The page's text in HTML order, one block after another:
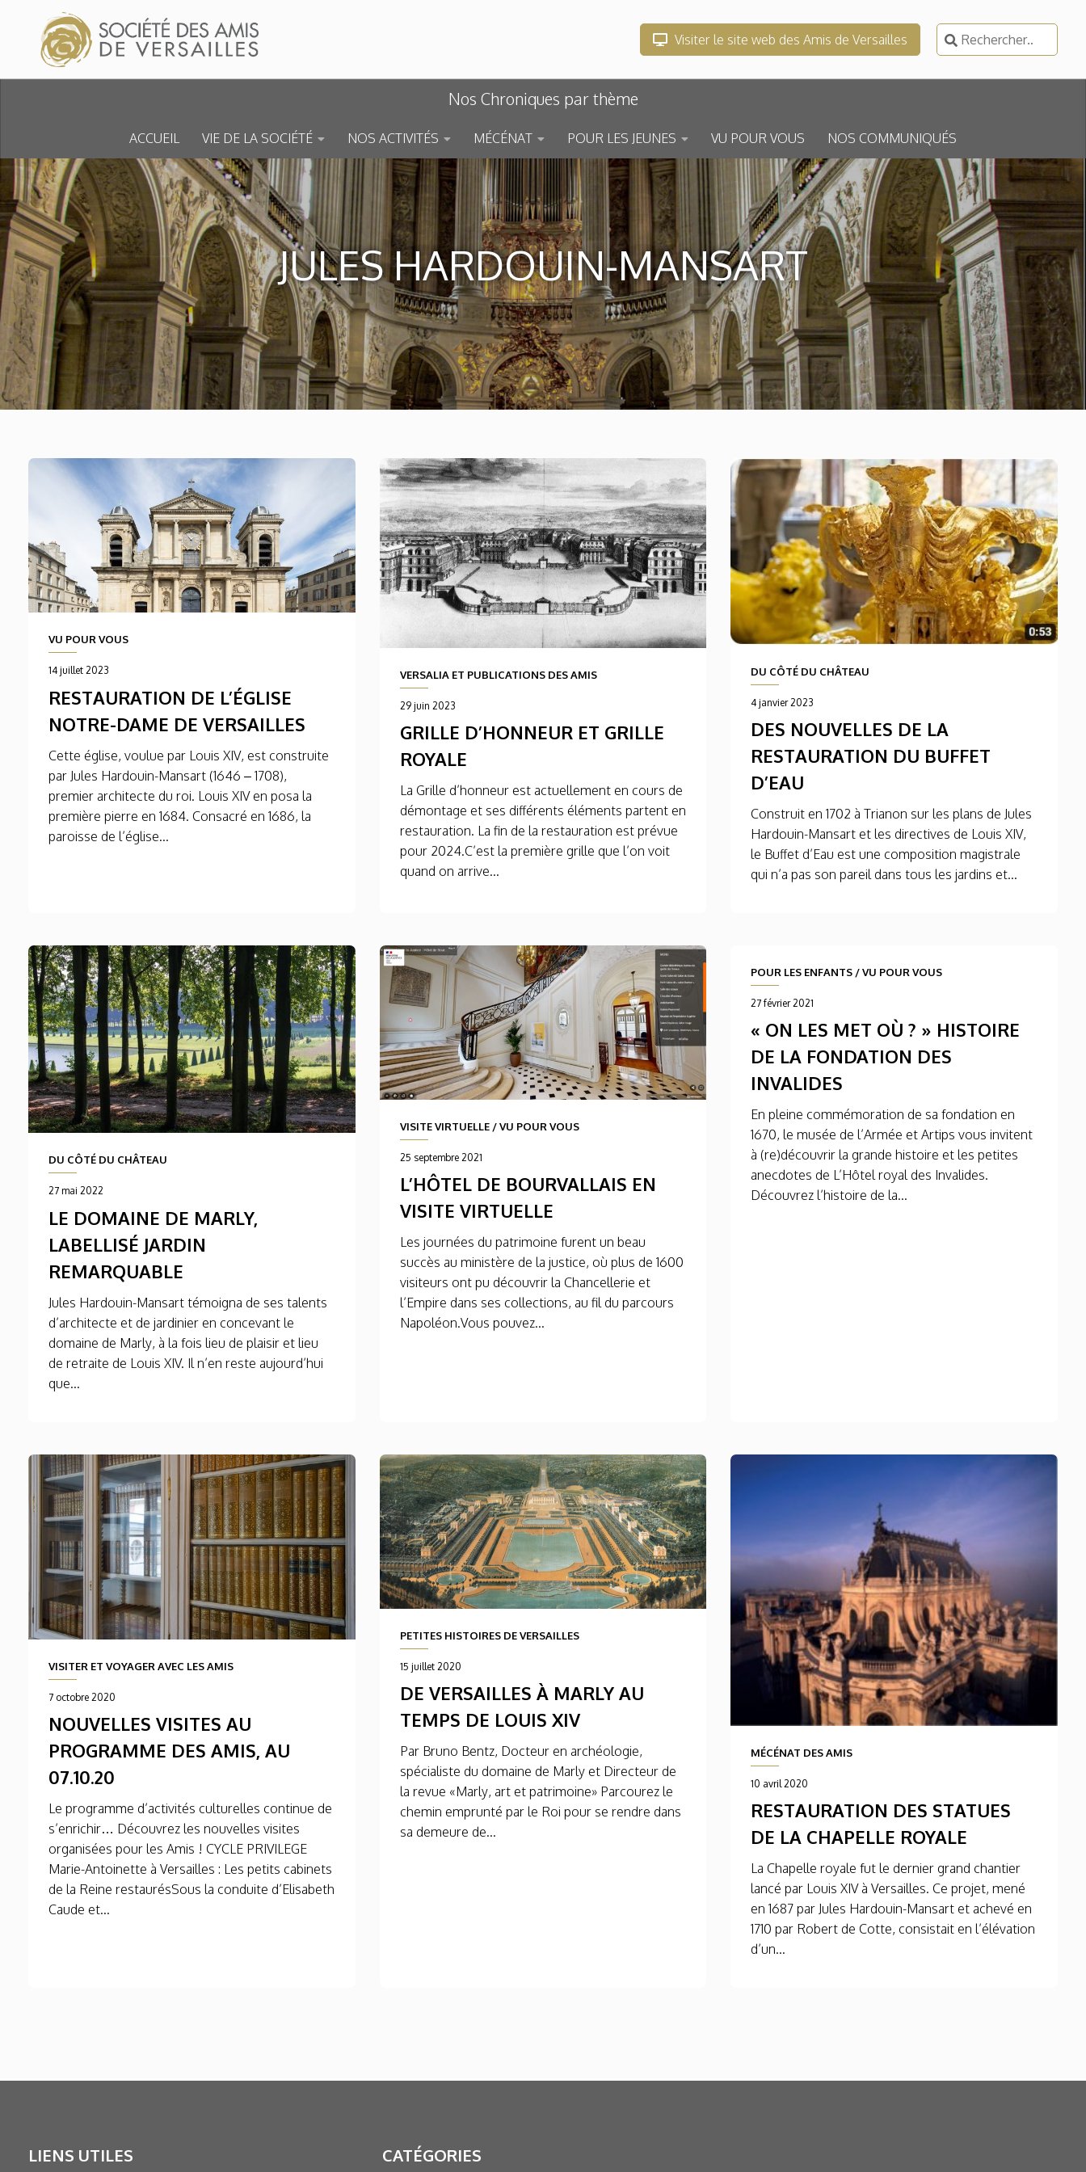
Skip to content
Visiter le site web des Amis de Versailles
Rechercher :
Nos Chroniques par thème
ACCUEIL VIE DE LA SOCIÉTÉ NOS ACTIVITÉS MÉCÉNAT POUR LES JEUNES VU POUR VOUS NOS COMMUNIQUÉS
JULES HARDOUIN-MANSART
VU POUR VOUS
14 juillet 2023
RESTAURATION DE L’ÉGLISE
NOTRE-DAME DE VERSAILLES
Cette église, voulue par Louis XIV, est construite
par Jules Hardouin-Mansart (1646 – 1708),
premier architecte du roi. Louis XIV en posa la
première pierre en 1684. Consacré en 1686, la
paroisse de l’église...
VERSALIA ET PUBLICATIONS DES AMIS
29 juin 2023
GRILLE D’HONNEUR ET GRILLE
ROYALE
La Grille d’honneur est actuellement en cours de
démontage et ses différents éléments partent en
restauration. La fin de la restauration est prévue
pour 2024.C’est la première grille que l’on voit
quand on arrive...
DU CÔTÉ DU CHÂTEAU
4 janvier 2023
DES NOUVELLES DE LA
RESTAURATION DU BUFFET
D’EAU
Construit en 1702 à Trianon sur les plans de Jules
Hardouin-Mansart et les directives de Louis XIV,
le Buffet d’Eau est une composition magistrale
qui n’a pas son pareil dans tous les jardins et...
DU CÔTÉ DU CHÂTEAU
27 mai 2022
LE DOMAINE DE MARLY,
LABELLISÉ JARDIN
REMARQUABLE
Jules Hardouin-Mansart témoigna de ses talents
d’architecte et de jardinier en concevant le
domaine de Marly, à la fois lieu de plaisir et lieu
de retraite de Louis XIV. Il n’en reste aujourd’hui
que...
VISITE VIRTUELLE/VU POUR VOUS
25 septembre 2021
L’HÔTEL DE BOURVALLAIS EN
VISITE VIRTUELLE
Les journées du patrimoine furent un beau
succès au ministère de la justice, où plus de 1600
visiteurs ont pu découvrir la Chancellerie et
l’Empire dans ses collections, au fil du parcours
Napoléon.Vous pouvez...
POUR LES ENFANTS /VU POUR VOUS
27 février 2021
« ON LES MET OÙ ? » HISTOIRE
DE LA FONDATION DES
INVALIDES
En pleine commémoration de sa fondation en
1670, le musée de l’Armée et Artips vous invitent
à (re)découvrir la grande histoire et les petites
anecdotes de L’Hôtel royal des Invalides.
Découvrez l’histoire de la...
VISITER ET VOYAGER AVEC LES AMIS
7 octobre 2020
NOUVELLES VISITES AU
PROGRAMME DES AMIS, AU
07.10.20
Le programme d’activités culturelles continue de
s’enrichir… Découvrez les nouvelles visites
organisées pour les Amis ! CYCLE PRIVILEGE
Marie-Antoinette à Versailles : Les petits cabinets
de la Reine restaurésSous la conduite d’Elisabeth
Caude et...
PETITES HISTOIRES DE VERSAILLES
15 juillet 2020
DE VERSAILLES À MARLY AU
TEMPS DE LOUIS XIV
Par Bruno Bentz, Docteur en archéologie,
spécialiste du domaine de Marly et Directeur de
la revue «Marly, art et patrimoine» Parcourez le
chemin emprunté par le Roi pour se rendre dans
sa demeure de...
MÉCÉNAT DES AMIS
10 avril 2020
RESTAURATION DES STATUES
DE LA CHAPELLE ROYALE
La Chapelle royale fut le dernier grand chantier
lancé par Louis XIV à Versailles. Ce projet, mené
en 1687 par Jules Hardouin-Mansart et achevé en
1710 par Robert de Cotte, consistait en l’élévation
d’un...
LIENS UTILES CATÉGORIES